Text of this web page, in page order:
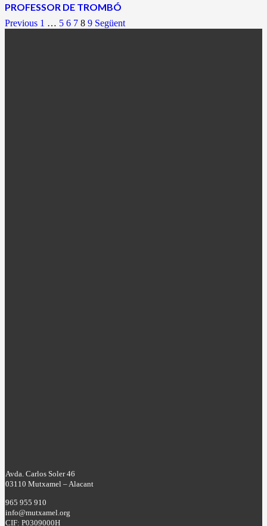
PROFESSOR DE TROMBÓ
Previous 1 … 5 6 7 8 9 Següent
Avda. Carlos Soler 46
03110 Mutxamel – Alacant
965 955 910
info@mutxamel.org
CIF: P0309000H